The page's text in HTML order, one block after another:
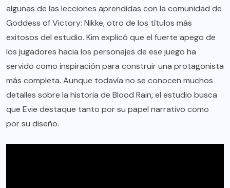
algunas de las lecciones aprendidas con la comunidad de
Goddess of Victory: Nikke, otro de los títulos más
exitosos del estudio. Kim explicó que el fuerte apego de
los jugadores hacia los personajes de ese juego ha
servido como inspiración para construir una protagonista
más completa. Aunque todavía no se conocen muchos
detalles sobre la historia de Blood Rain, el estudio busca
que Evie destaque tanto por su papel narrativo como
por su diseño.